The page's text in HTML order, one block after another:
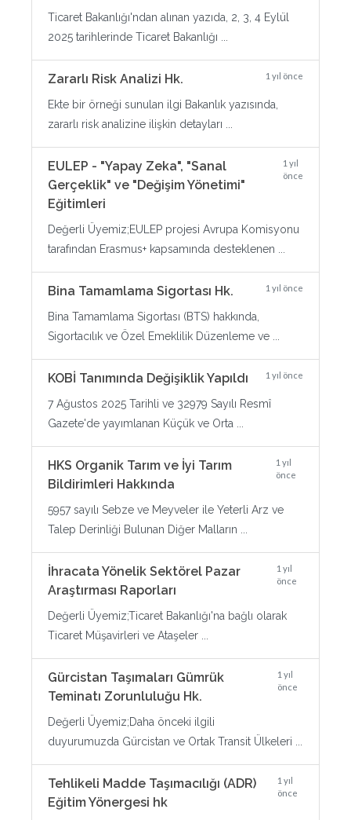
Ticaret Bakanlığı'ndan alınan yazıda, 2, 3, 4 Eylül
2025 tarihlerinde Ticaret Bakanlığı ...
Zararlı Risk Analizi Hk. 1 yıl önce
Ekte bir örneği sunulan ilgi Bakanlık yazısında,
zararlı risk analizine ilişkin detayları ...
EULEP - "Yapay Zeka", "Sanal
Gerçeklik" ve "Değişim Yönetimi"
Eğitimleri
1 yıl
önce
Değerli Üyemiz;EULEP projesi Avrupa Komisyonu
tarafından Erasmus+ kapsamında desteklenen ...
Bina Tamamlama Sigortası Hk. 1 yıl önce
Bina Tamamlama Sigortası (BTS) hakkında,
Sigortacılık ve Özel Emeklilik Düzenleme ve ...
KOBİ Tanımında Değişiklik Yapıldı 1 yıl önce
7 Ağustos 2025 Tarihli ve 32979 Sayılı Resmî
Gazete'de yayımlanan Küçük ve Orta ...
HKS Organik Tarım ve İyi Tarım
Bildirimleri Hakkında
1 yıl
önce
5957 sayılı Sebze ve Meyveler ile Yeterli Arz ve
Talep Derinliği Bulunan Diğer Malların ...
İhracata Yönelik Sektörel Pazar
Araştırması Raporları
1 yıl
önce
Değerli Üyemiz;Ticaret Bakanlığı'na bağlı olarak
Ticaret Müşavirleri ve Ataşeler ...
Gürcistan Taşımaları Gümrük
Teminatı Zorunluluğu Hk.
1 yıl
önce
Değerli Üyemiz;Daha önceki ilgili
duyurumuzda Gürcistan ve Ortak Transit Ülkeleri ...
Tehlikeli Madde Taşımacılığı (ADR)
Eğitim Yönergesi hk
1 yıl
önce